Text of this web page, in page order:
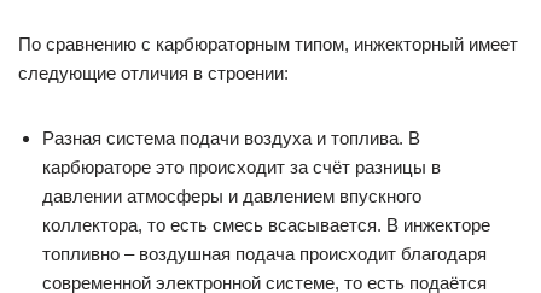
По сравнению с карбюраторным типом, инжекторный имеет
следующие отличия в строении:
Разная система подачи воздуха и топлива. В
карбюраторе это происходит за счёт разницы в
давлении атмосферы и давлением впускного
коллектора, то есть смесь всасывается. В инжекторе
топливно – воздушная подача происходит благодаря
современной электронной системе, то есть подаётся